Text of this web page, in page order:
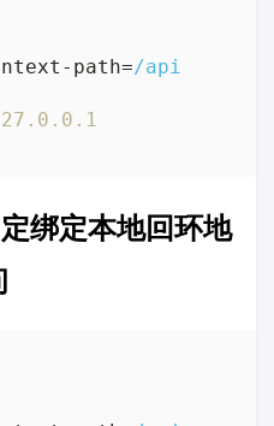
path=/api
绑定本地回环地